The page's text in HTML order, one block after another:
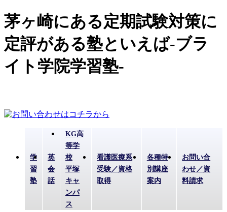
茅ヶ崎にある定期試験対策に
定評がある塾といえば-ブラ
イト学院学習塾-
学
習
塾
英
会
話
KG高
等学
校
平塚
キャ
ンパ
ス
看護医療系
受験／資格
取得
各種特
別講座
案内
お問い合
わせ／資
料請求